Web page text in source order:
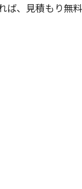
、見積もり無